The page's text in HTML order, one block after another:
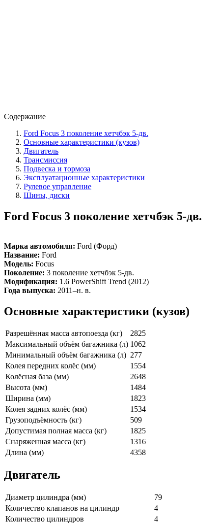
Содержание
Ford Focus 3 поколение хетчбэк 5-дв.
Основные характеристики (кузов)
Двигатель
Трансмиссия
Подвеска и тормоза
Эксплуатационные характеристики
Рулевое управление
Шины, диски
Ford Focus 3 поколение хетчбэк 5-дв.
Марка автомобиля: Ford (Форд)
Название: Ford
Модель: Focus
Поколение: 3 поколение хетчбэк 5-дв.
Модификация: 1.6 PowerShift Trend (2012)
Года выпуска: 2011–н. в.
Основные характеристики (кузов)
Разрешённая масса автопоезда (кг)
2825
Максимальный объём багажника (л) 1062
Минимальный объём багажника (л) 277
Колея передних колёс (мм)
1554
Колёсная база (мм)
2648
Высота (мм)
1484
Ширина (мм)
1823
Колея задних колёс (мм)
1534
Грузоподъёмность (кг)
509
Допустимая полная масса (кг)
1825
Снаряженная масса (кг)
1316
Длина (мм)
4358
Двигатель
Диаметр цилиндра (мм)
79
Количество клапанов на цилиндр
4
Количество цилиндров
4